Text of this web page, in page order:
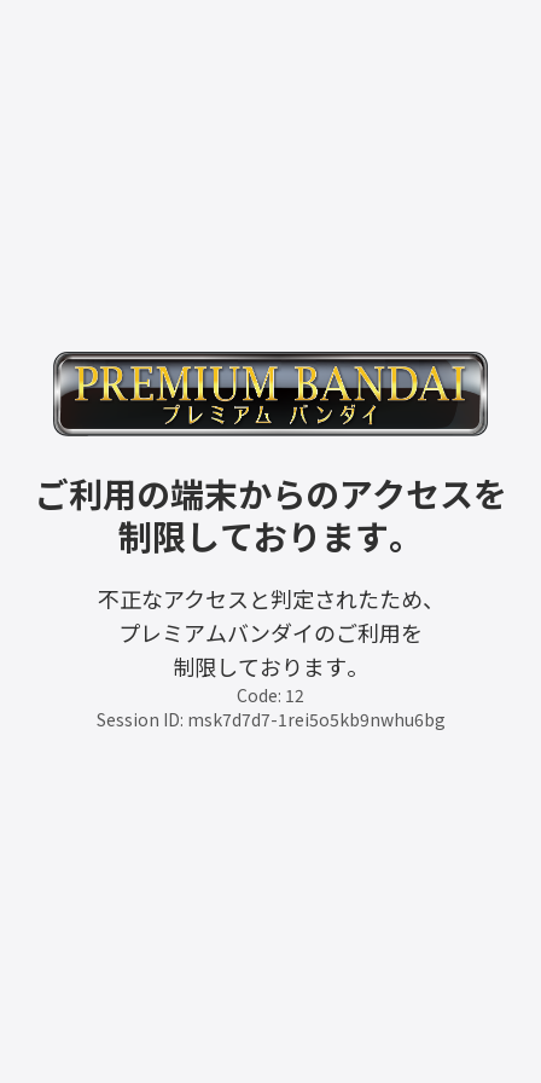
ご利用の端末からのアクセスを
制限しております。
不正なアクセスと判定されたため、
プレミアムバンダイのご利用を
制限しております。
Code: 12
Session ID: msk7d7d7-1rei5o5kb9nwhu6bg